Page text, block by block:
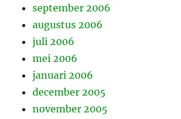
september 2006
augustus 2006
juli 2006
mei 2006
januari 2006
december 2005
november 2005